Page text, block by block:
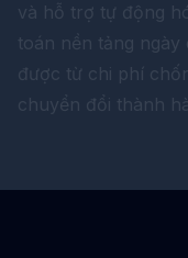
và hỗ trợ tự động
toán nền tảng ngày
được từ chi phí
chuyển đổi thành